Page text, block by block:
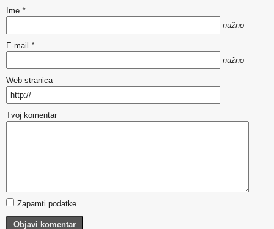
Ime *
nužno
E-mail *
nužno
Web stranica
Tvoj komentar
Zapamti podatke
Objavi komentar